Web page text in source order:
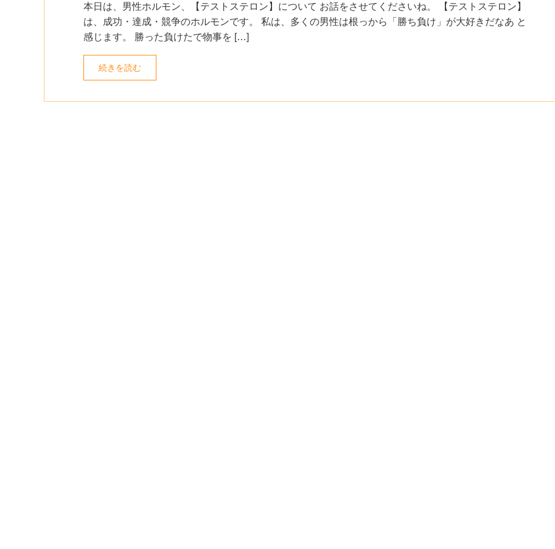
本日は、男性ホルモン、【テストステロン】について お話をさせてくださいね。 【テストステロン】
は、成功・達成・競争のホルモンです。 私は、多くの男性は根っから「勝ち負け」が大好きだなあ と
感じます。 勝った負けたで物事を […]
続きを読む